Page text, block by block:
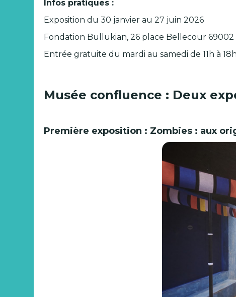
Infos pratiques :
Exposition du 30 janvier au 27 juin 2026
Fondation Bullukian, 26 place Bellecour 69002
Entrée gratuite du mardi au samedi de 11h à
Musée confluence : Deux
Première exposition : Zombies : aux